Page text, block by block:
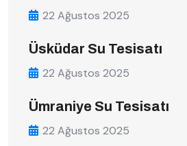
22 Ağustos 2025
Üsküdar Su Tesisatı
22 Ağustos 2025
Ümraniye Su Tesisatı
22 Ağustos 2025